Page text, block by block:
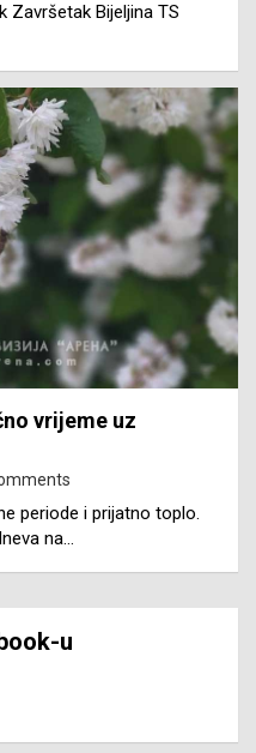
Završetak Bijeljina TS
vrijeme uz
periode i prijatno toplo.
na…
u